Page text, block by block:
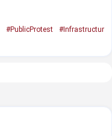
#PublicProtest
#Infrastructur